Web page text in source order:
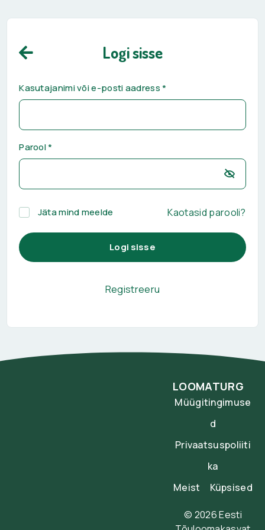
Logi sisse
Kasutajanimi või e-posti aadress*
Parool*
Jäta mind meelde Kaotasid parooli?
Logi sisse
Registreeru
LOOMATURG
Müügitingimuse
d
Privaatsuspoliiti
ka
Meist
Küpsised
© 2026 Eesti